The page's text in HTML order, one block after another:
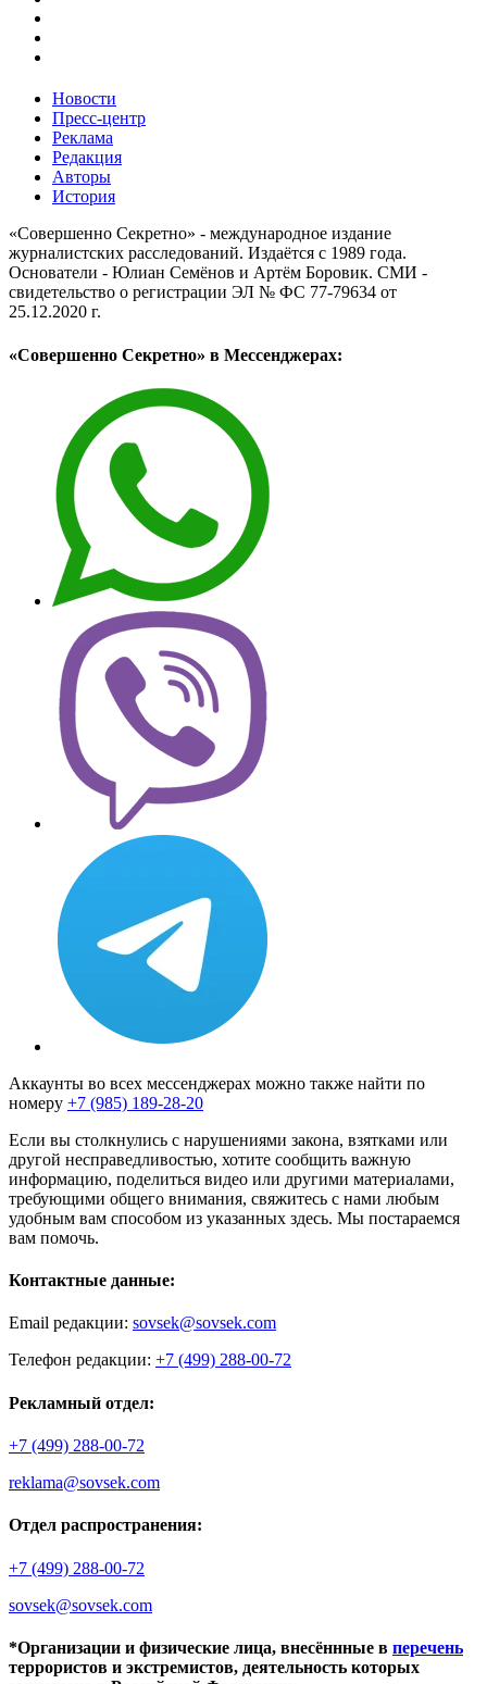
Новости
Пресс-центр
Реклама
Редакция
Авторы
История
«Совершенно Секретно» - международное издание
журналистских расследований. Издаётся с 1989 года.
Основатели - Юлиан Семёнов и Артём Боровик. CМИ -
свидетельство о регистрации ЭЛ № ФС 77-79634 от
25.12.2020 г.
«Совершенно Секретно» в Мессенджерах:
Аккаунты во всех мессенджерах можно также найти по
номеру +7 (985) 189-28-20
Если вы столкнулись с нарушениями закона, взятками или
другой несправедливостью, хотите сообщить важную
информацию, поделиться видео или другими материалами,
требующими общего внимания, свяжитесь с нами любым
удобным вам способом из указанных здесь. Мы постараемся
вам помочь.
Контактные данные:
Email редакции: sovsek@sovsek.com
Телефон редакции: +7 (499) 288-00-72
Рекламный отдел:
+7 (499) 288-00-72
reklama@sovsek.com
Отдел распространения:
+7 (499) 288-00-72
sovsek@sovsek.com
*Организации и физические лица, внесённные в перечень
террористов и экстремистов, деятельность которых